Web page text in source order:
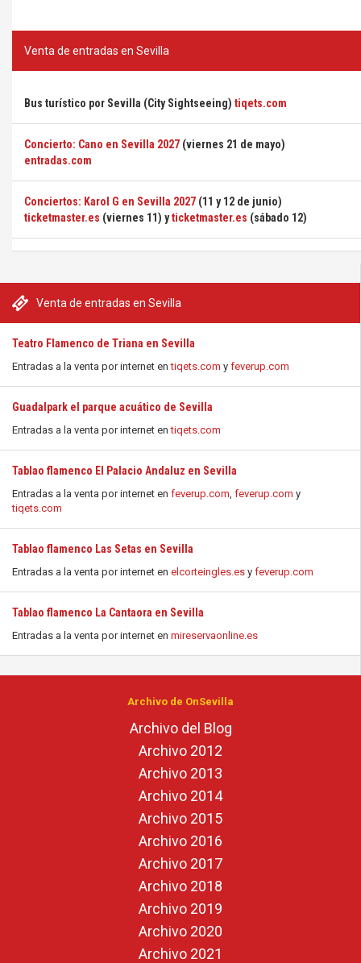
Venta de entradas en Sevilla
Teatro Flamenco de Triana en Sevilla
Entradas a la venta por internet entiqets.com y feverup.com
Guadalpark el parque acuático de Sevilla
Entradas a la venta por internet entiqets.com
Tablao flamenco El Palacio Andaluz en Sevilla
Entradas a la venta por internet en feverup.com, feverup.com y
tiqets.com
Tablao flamenco Las Setas en Sevilla
Entradas a la venta por internet en elcorteingles.es y feverup.com
Tablao flamenco La Cantaora en Sevilla
Entradas a la venta por internet en mireservaonline.es
Venta de entradas en Sevilla
Bus turístico por Sevilla (City Sightseeing) tiqets.com
Concierto: Cano en Sevilla 2027 (viernes 21 de mayo)
entradas.com
Conciertos: Karol G en Sevilla 2027 (11 y 12 de junio)
ticketmaster.es (viernes 11) yticketmaster.es (sábado 12)
Archivo de OnSevilla
Archivo del Blog
Archivo 2012
Archivo 2013
Archivo 2014
Archivo 2015
Archivo 2016
Archivo 2017
Archivo 2018
Archivo 2019
Archivo 2020
Archivo 2021